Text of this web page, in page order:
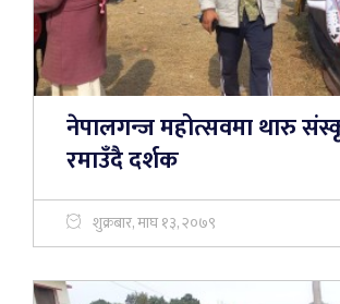
नेपालगन्ज महोत्सवमा थारु
रमाउँदै दर्शक
शुक्रबार, माघ १३, २०७९